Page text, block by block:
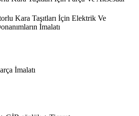
Kara Taşıtları İçin Elektrik Ve
İmalatı
İmalatı